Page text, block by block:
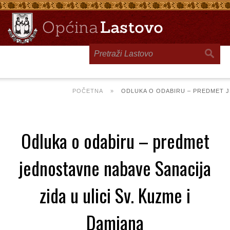
POČETNA » ODLUKA O ODABIRU – PREDMET
Odluka o odabiru – predmet
jednostavne nabave Sanacija
zida u ulici Sv. Kuzme i
Damjana